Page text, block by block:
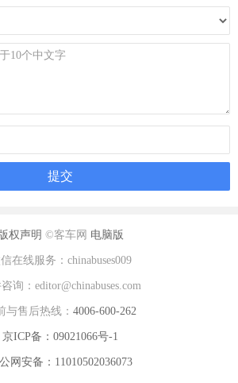
版权声明 ©客车网 电脑版
在线服务：chinabuses009
询：editor@chinabuses.com
与售后热线： 4006-600-262
京ICP备：09021066号-1
网安备：11010502036073